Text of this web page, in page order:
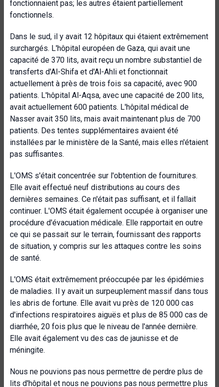
fonctionnaient pas; les autres étaient partiellement
fonctionnels.
Dans le sud, il y avait 12 hôpitaux qui étaient extrêmement
surchargés. L'hôpital européen de Gaza, qui avait une
capacité de 370 lits, avait reçu un nombre substantiel de
transferts d'Al-Shifa et d'Al-Ahli et fonctionnait
actuellement à près de trois fois sa capacité, avec 900
patients. L'hôpital Al-Aqsa, avec une capacité de 200 lits,
avait actuellement 600 patients. L'hôpital médical de
Nasser avait 350 lits, mais avait maintenant plus de 700
patients. Des tentes supplémentaires avaient été
installées par le ministère de la Santé, mais elles n'étaient
pas suffisantes.
L'OMS s'était concentrée sur l'obtention de fournitures.
Elle avait effectué neuf distributions au cours des
dernières semaines. Ce n'était pas suffisant, et il fallait
continuer. L'OMS était également occupée à organiser une
procédure d'évacuation médicale. Elle rapportait en outre
ce qui se passait sur le terrain, fournissant des rapports
de situation, y compris sur les attaques contre les soins
de santé.
L'OMS était extrêmement préoccupée par les épidémies
de maladies. Il y avait un surpeuplement massif dans tous
les abris de fortune. Elle avait vu près de 120 000 cas
d'infections respiratoires aiguës et plus de 85 000 cas de
diarrhée, 20 fois plus que le niveau de l'année dernière.
Elle avait également vu des cas de jaunisse et de
méningite.
Nous ne pouvions pas nous permettre de perdre plus de
lits d'hôpital et nous ne pouvions pas nous permettre plus